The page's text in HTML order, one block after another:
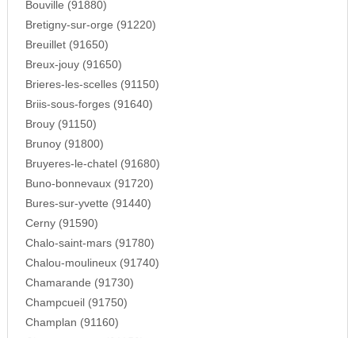
Bouville (91880)
Bretigny-sur-orge (91220)
Breuillet (91650)
Breux-jouy (91650)
Brieres-les-scelles (91150)
Briis-sous-forges (91640)
Brouy (91150)
Brunoy (91800)
Bruyeres-le-chatel (91680)
Buno-bonnevaux (91720)
Bures-sur-yvette (91440)
Cerny (91590)
Chalo-saint-mars (91780)
Chalou-moulineux (91740)
Chamarande (91730)
Champcueil (91750)
Champlan (91160)